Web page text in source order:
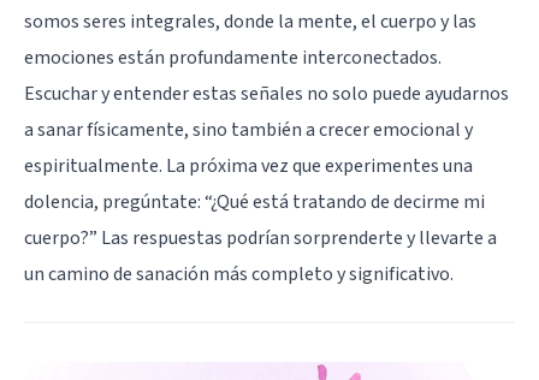
somos seres integrales, donde la mente, el cuerpo y las
emociones están profundamente interconectados.
Escuchar y entender estas señales no solo puede ayudarnos
a sanar físicamente, sino también a crecer emocional y
espiritualmente. La próxima vez que experimentes una
dolencia, pregúntate: “¿Qué está tratando de decirme mi
cuerpo?” Las respuestas podrían sorprenderte y llevarte a
un camino de sanación más completo y significativo.